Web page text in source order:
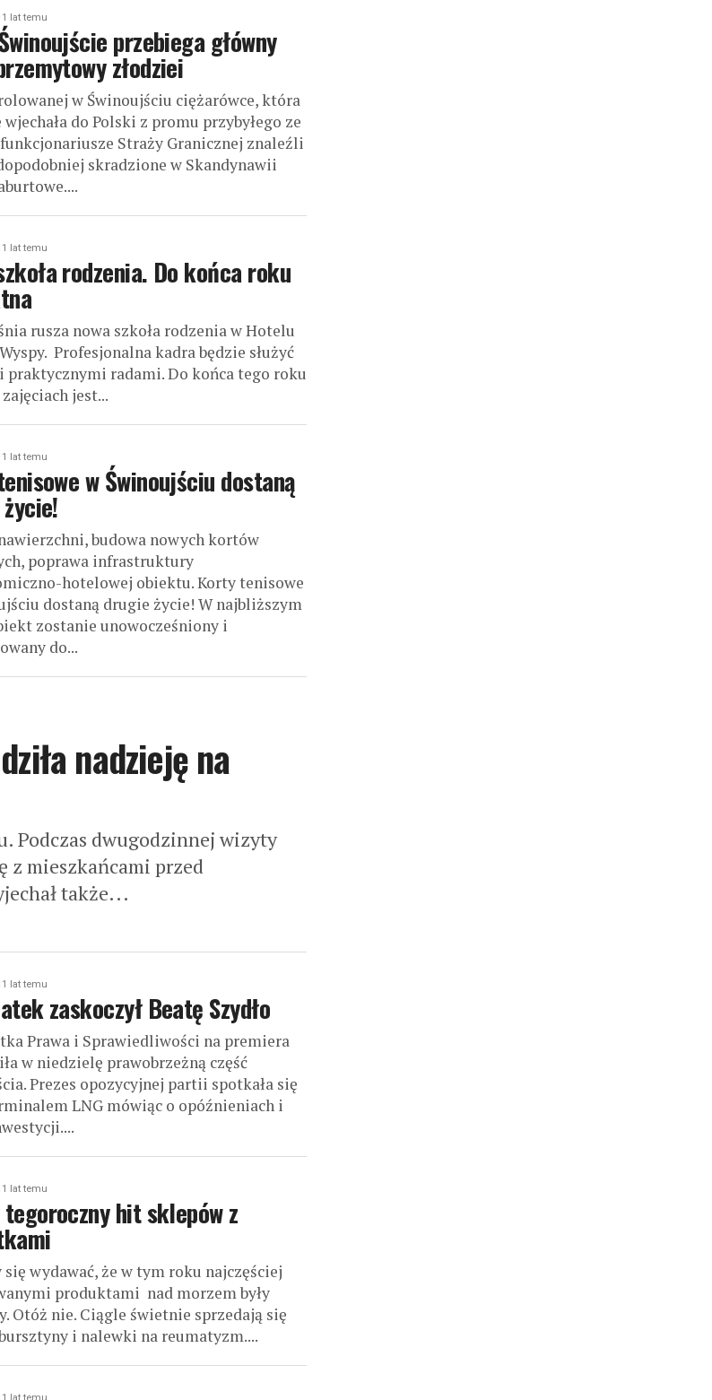
lat temu
przebiega główny
złodziei
w Świnoujściu ciężarówce, która
do Polski z promu przybyłego ze
Straży Granicznej znaleźli
skradzione w Skandynawii
lat temu
rodzenia. Do końca roku
rusza nowa szkoła rodzenia w Hotelu
Profesjonalna kadra będzie służyć
praktycznymi radami. Do końca tego roku
jest...
lat temu
w Świnoujściu dostaną
budowa nowych kortów
poprawa infrastruktury
hotelowej obiektu. Korty tenisowe
dostaną drugie życie! W najbliższym
zostanie unowocześniony i
do...
nadzieję na
Podczas dwugodzinnej wizyty
z mieszkańcami przed
także...
lat temu
zaskoczył Beatę Szydło
Prawa i Sprawiedliwości na premiera
w niedzielę prawobrzeżną część
Prezes opozycyjnej partii spotkała się
LNG mówiąc o opóźnieniach i
lat temu
tegoroczny hit sklepów z
się wydawać, że w tym roku najczęściej
produktami nad morzem były
Otóż nie. Ciągle świetnie sprzedają się
i nalewki na reumatyzm....